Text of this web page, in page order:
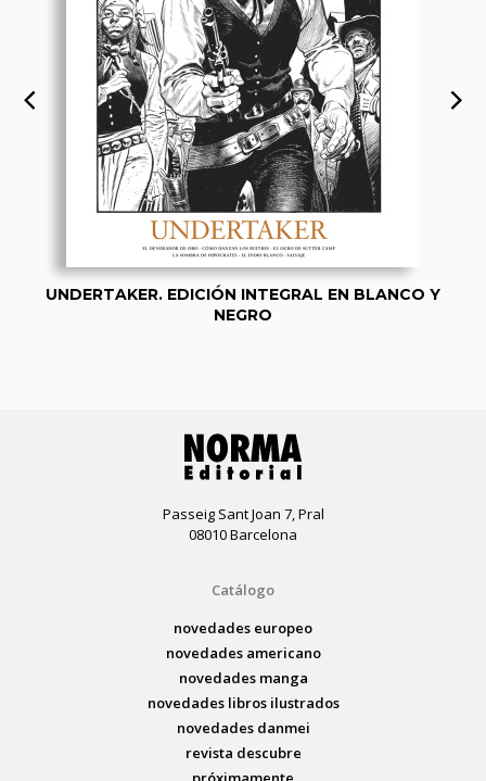
UNDERTAKER. EDICIÓN INTEGRAL EN BLANCO Y
NEGRO
Passeig Sant Joan 7, Pral
08010 Barcelona
Catálogo
novedades europeo
novedades americano
novedades manga
novedades libros ilustrados
novedades danmei
revista descubre